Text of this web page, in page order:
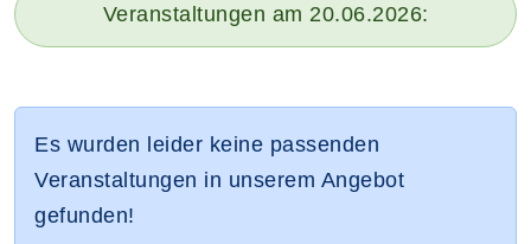
Veranstaltungen am 20.06.2026:
Es wurden leider keine passenden
Veranstaltungen in unserem Angebot
gefunden!